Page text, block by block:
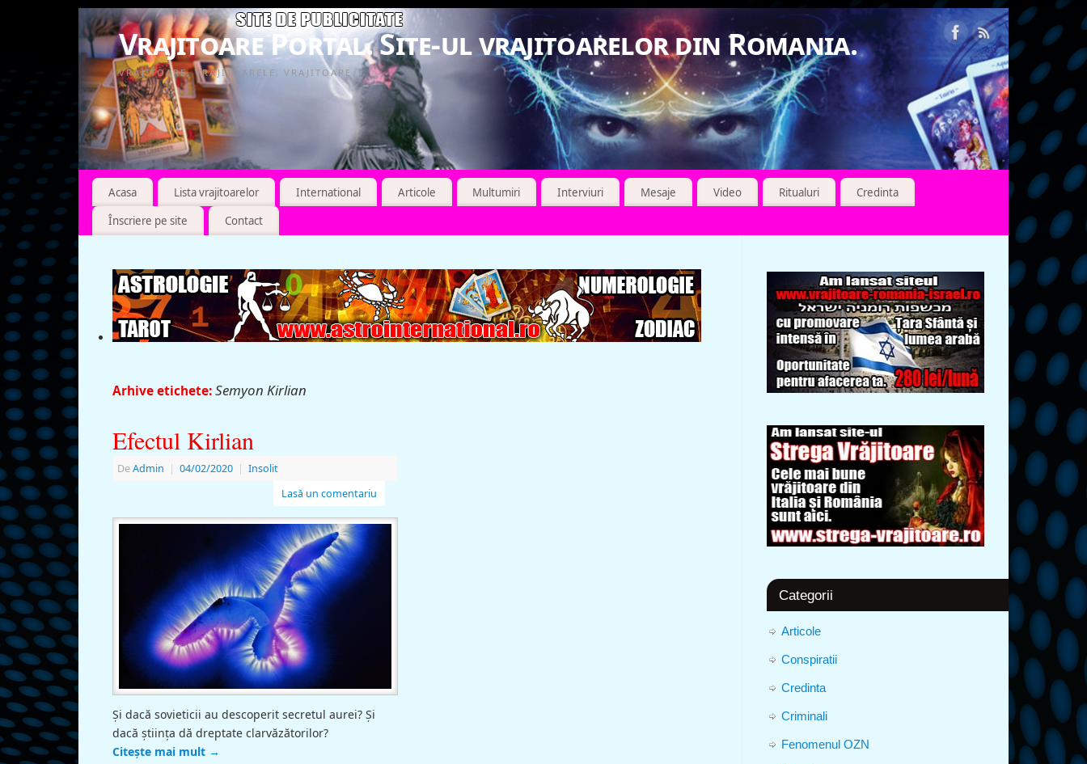
Vrajitoare Portal. Site-ul vrajitoarelor din Romania.
VRAJITOARE, VRAJITOARELE, VRAJITOARE
Acasa Lista vrajitoarelor International Articole Multumiri Interviuri Mesaje Video Ritualuri
Credinta
Înscriere pe site
Contact
Arhive etichete:Semyon Kirlian
Efectul Kirlian
DeAdmin | 04/02/2020 | Insolit
Lasă un comentariu
Şi dacă sovieticii au descoperit secretul aurei? Şi
dacă ştiinţa dă dreptate clarvăzătorilor?
Citește mai mult →
Categorii
Articole
Conspiratii
Credinta
Criminali
Fenomenul OZN